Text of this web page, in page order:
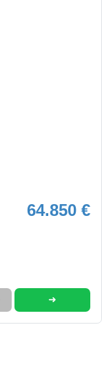
64.850 €
➜